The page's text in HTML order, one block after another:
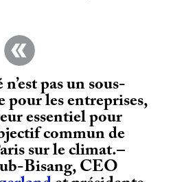
pas un sous-
pour les entreprises,
essentiel pour
commun de
sur le climat.–
Bisang, CEO